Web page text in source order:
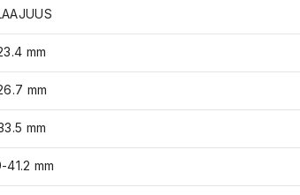
mm
mm
mm
mm